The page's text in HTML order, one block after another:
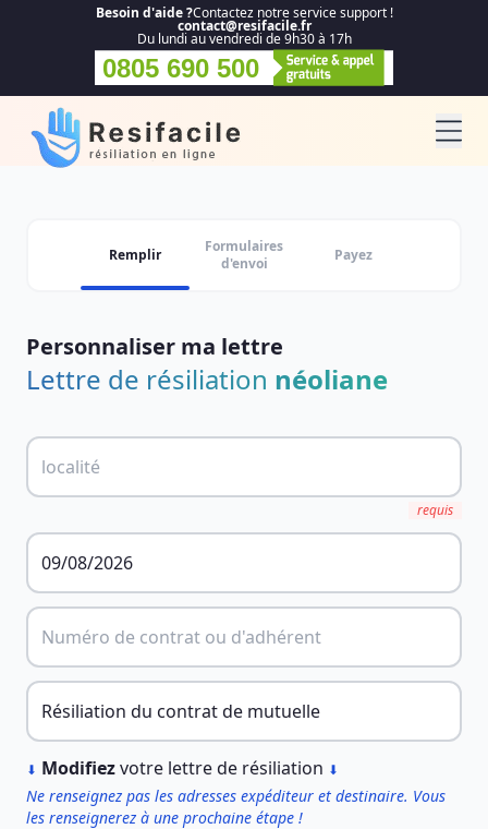
Besoin d'aide ?Contactez notre service support !
contact@resifacile.fr
Du lundi au vendredi de 9h30 à 17h
0805 690 500
Remplir
Formulaires
d'envoi
Payez
Personnaliser ma lettre
Lettre de résiliation néoliane
requis
⬇ Modifiezvotre lettre de résiliation ⬇
Ne renseignez pas les adresses expéditeur et destinaire. Vous
les renseignerez à une prochaine étape !